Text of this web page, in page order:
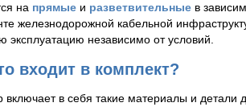
на прямые и разветвительные в
железнодорожной кабельной
эксплуатацию независимо от условий.
входит в комплект?
включает в себя такие материалы и детали